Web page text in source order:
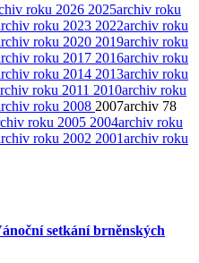
roku 2026 2025archiv roku
roku 2023 2022archiv roku
roku 2020 2019archiv roku
roku 2017 2016archiv roku
roku 2014 2013archiv roku
roku 2011 2010archiv roku
roku 2008 2007archiv 78
roku 2005 2004archiv roku
roku 2002 2001archiv roku
setkání brněnských